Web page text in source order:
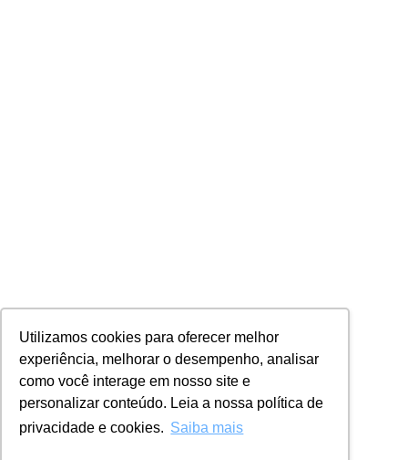
Utilizamos cookies para oferecer melhor
experiência, melhorar o desempenho, analisar
como você interage em nosso site e
personalizar conteúdo. Leia a nossa política de
privacidade e cookies. Saiba mais